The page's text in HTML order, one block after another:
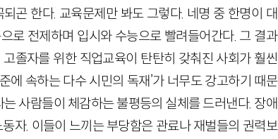
곤 한다. 교육문제만 봐도 그렇다. 네명 중 한명이 대
로 전제하며 입시와 수능으로 빨려들어간다. 그 결과
졸자를 위한 직업교육이 탄탄히 갖춰진 사회가 훨씬
에 속하는 다수 시민의 독재’가 너무도 강고하기 때문
는 사람들이 체감하는 불평등의 실체를 드러낸다. 장애
자. 이들이 느끼는 부당함은 관료나 재벌들의 권력보